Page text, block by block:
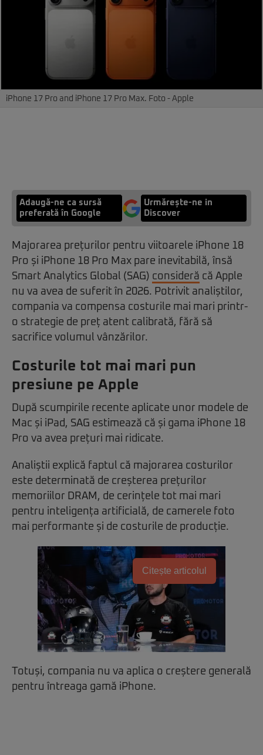
iPhone 17 Pro and iPhone 17 Pro Max. Foto - Apple
Adaugă-ne ca sursă
preferată în Google
Urmărește-ne in
Discover
Majorarea prețurilor pentru viitoarele iPhone 18
Pro și iPhone 18 Pro Max pare inevitabilă, însă
Smart Analytics Global (SAG) consideră că Apple
nu va avea de suferit în 2026. Potrivit analiștilor,
compania va compensa costurile mai mari printr-
o strategie de preț atent calibrată, fără să
sacrifice volumul vânzărilor.
Costurile tot mai mari pun
presiune pe Apple
După scumpirile recente aplicate unor modele de
Mac și iPad, SAG estimează că și gama iPhone 18
Pro va avea prețuri mai ridicate.
Analiștii explică faptul că majorarea costurilor
este determinată de creșterea prețurilor
memoriilor DRAM, de cerințele tot mai mari
pentru inteligența artificială, de camerele foto
mai performante și de costurile de producție.
Citește articolul
Totuși, compania nu va aplica o creștere generală
pentru întreaga gamă iPhone.